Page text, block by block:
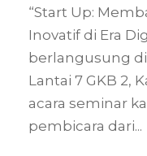
“Start Up:
Inovatif di Era
berlangusung di
Lantai 7 GKB 2,
acara seminar
pembicara dari...